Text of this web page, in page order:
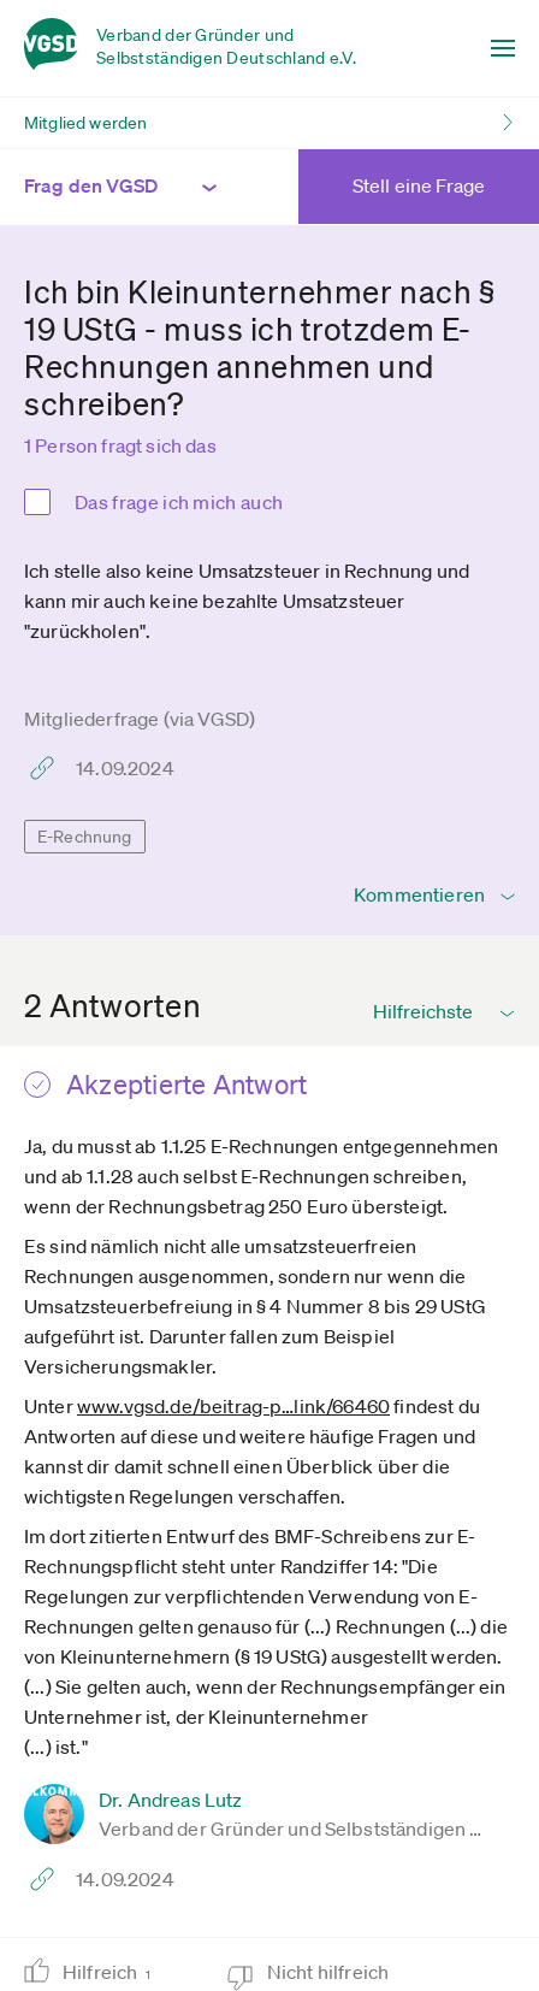
Verband der Gründer und
Selbstständigen Deutschland e.V.
Mitglied werden
Frag den VGSD Stell eine Frage
Ich bin Kleinunternehmer nach §
19 UStG - muss ich trotzdem E-
Rechnungen annehmen und
schreiben?
1 Person fragt sich das
Das frage ich mich auch
Ich stelle also keine Umsatzsteuer in Rechnung und
kann mir auch keine bezahlte Umsatzsteuer
"zurückholen".
Mitgliederfrage (via VGSD)
14.09.2024
E-Rechnung
Kommentieren
2 Antworten
Akzeptierte Antwort
Ja, du musst ab 1.1.25 E-Rechnungen entgegennehmen
und ab 1.1.28 auch selbst E-Rechnungen schreiben,
wenn der Rechnungsbetrag 250 Euro übersteigt.
Es sind nämlich nicht alle umsatzsteuerfreien
Rechnungen ausgenommen, sondern nur wenn die
Umsatzsteuerbefreiung in § 4 Nummer 8 bis 29 UStG
aufgeführt ist. Darunter fallen zum Beispiel
Versicherungsmakler.
Unterwww.vgsd.de­/beitrag-p­…link/66460findest du
Antworten auf diese und weitere häufige Fragen und
kannst dir damit schnell einen Überblick über die
wichtigsten Regelungen verschaffen.
Im dort zitierten Entwurf des BMF-Schreibens zur E-
Rechnungspflicht steht unter Randziffer 14: "Die
Regelungen zur verpflichtenden Verwendung von E-
Rechnungen gelten genauso für (...) Rechnungen (...) die
von Kleinunternehmern (§ 19 UStG) ausgestellt werden.
(...) Sie gelten auch, wenn der Rechnungsempfänger ein
Unternehmer ist, der Kleinunternehmer
(...) ist."
Dr. Andreas Lutz
Verband der Gründer und Selbstständigen …
14.09.2024
Hilfreich 1 Nicht hilfreich